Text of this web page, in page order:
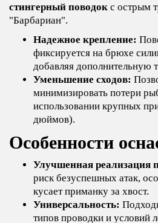
стингерный поводок с острым
"Барбариан".
Надежное крепление:
фиксируется на брюхе
добавляя дополнительную
Уменьшение сходов:
минимизировать потери
использовании крупных
дюймов).
Особенности
Улучшенная реализация
риск безуспешных атак,
кусает приманку за хвост.
Универсальность:
типов проводки и условий